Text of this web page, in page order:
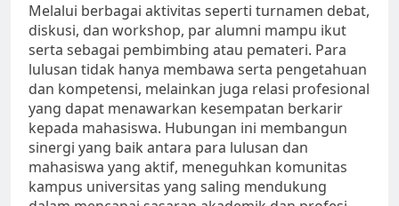
Melalui berbagai aktivitas seperti turnamen debat,
diskusi, dan workshop, par alumni mampu ikut
serta sebagai pembimbing atau pemateri. Para
lulusan tidak hanya membawa serta pengetahuan
dan kompetensi, melainkan juga relasi profesional
yang dapat menawarkan kesempatan berkarir
kepada mahasiswa. Hubungan ini membangun
sinergi yang baik antara para lulusan dan
mahasiswa yang aktif, meneguhkan komunitas
kampus universitas yang saling mendukung